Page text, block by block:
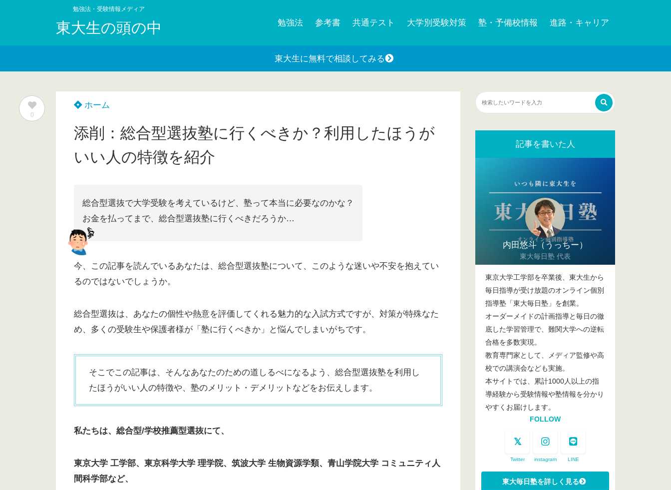
勉強法・受験情報メディア
東大生の頭の中 勉強法 参考書 共通テスト 大学別受験対策 塾・予備校情報 進路・キャリア
東大生に無料で相談してみる
0
ホーム
添削：総合型選抜塾に行くべきか？利用したほうが
いい人の特徴を紹介
総合型選抜で大学受験を考えているけど、塾って本当に必要なのかな？
お金を払ってまで、総合型選抜塾に行くべきだろうか…
今、この記事を読んでいるあなたは、総合型選抜塾について、このような迷いや不安を抱えてい
るのではないでしょうか。
総合型選抜は、あなたの個性や熱意を評価してくれる魅力的な入試方式ですが、対策が特殊なた
め、多くの受験生や保護者様が「塾に行くべきか」と悩んでしまいがちです。
そこでこの記事は、そんなあなたのための道しるべになるよう、総合型選抜塾を利用し
たほうがいい人の特徴や、塾のメリット・デメリットなどをお伝えします。
私たちは、総合型/学校推薦型選抜にて、
東京大学 工学部、東京科学大学 理学院、筑波大学 生物資源学類、青山学院大学 コミュニティ人
間科学部など、
記事を書いた人
内田悠斗（うっちー）
東大毎日塾 代表
東京大学工学部を卒業後、東大生から
毎日指導が受け放題のオンライン個別
指導塾「東大毎日塾」を創業。
オーダーメイドの計画指導と毎日の徹
底した学習管理で、難関大学への逆転
合格を多数実現。
教育専門家として、メディア監修や高
校での講演会なども実施。
本サイトでは、累計1000人以上の指
導経験から受験情報や塾情報を分かり
やすくお届けします。
FOLLOW
Twitter instagram LINE